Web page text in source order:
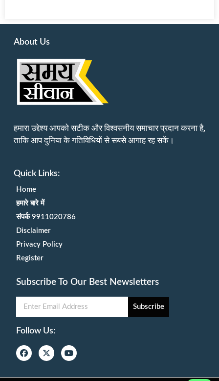
About Us
हमारा उद्देश्य आपको सटीक और विश्वसनीय समाचार प्रदान करना है,
ताकि आप दुनिया के गतिविधियों से सबसे आगाह रह सकें।
Quick Links:
Home
हमारे बारे में
संपर्क 9911020786
Disclaimer
Privacy Policy
Register
Subscribe To Our Best Newsletters
Subscribe
Follow Us: